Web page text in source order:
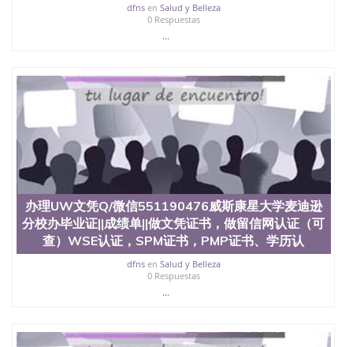
dfnsen Salud y Belleza
0 Respuestas
...
办理UW文凭Q/微信551190476威斯康星大学麦迪逊
分校办毕业证||成绩单||做文凭证书，做留信网认证（可
查）WSE认证，SPM证书，PMP证书、学历认
dfnsen Salud y Belleza
0 Respuestas
...